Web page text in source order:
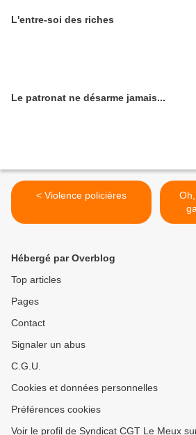
L'entre-soi des riches
Le patronat ne désarme jamais...
< Violence policières
Hébergé par Overblog
Top articles
Pages
Contact
Signaler un abus
C.G.U.
Cookies et données personnelles
Préférences cookies
Voir le profil de Syndicat CGT Le Meux